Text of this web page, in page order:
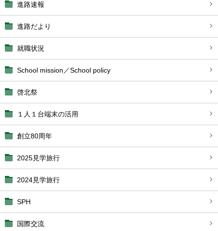
進路速報
進路だより
就職状況
School mission／School policy
啓北祭
１人１台端末の活用
創立80周年
2025見学旅行
2024見学旅行
SPH
国際交流